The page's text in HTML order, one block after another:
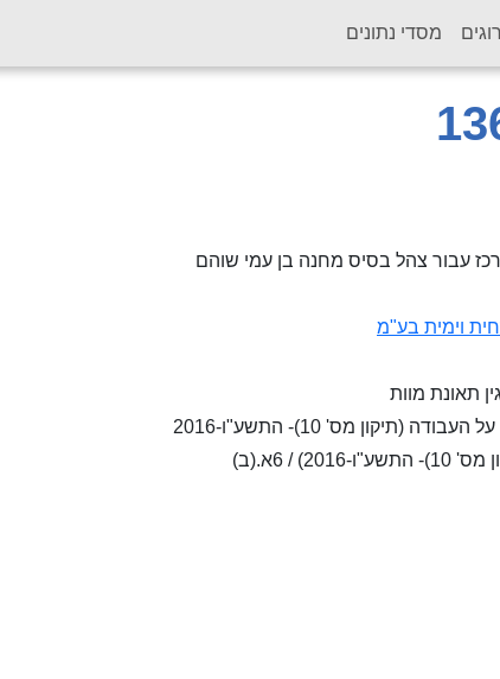
מסדי נתונים
עבור צהל בסיס מחנה בן עמי שוהם
וימית בע"מ
תאונת מוות
(תיקון מס' 10)- התשע"ו-2016
/ 6א.(ב)